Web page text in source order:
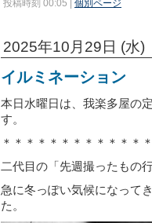
投稿時刻 00:05 個別ページ
2025年10月29日 (水)
イルミネーション
本日水曜日は、我楽多屋の
す。
＊＊＊＊＊＊＊＊＊＊＊＊
二代目の「先週撮ったもの
急に冬っぽい気候になって
た。